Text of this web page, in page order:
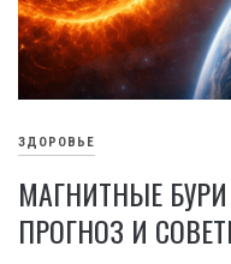
ЗДОРОВЬЕ
МАГНИТНЫЕ
ПРОГНОЗ И